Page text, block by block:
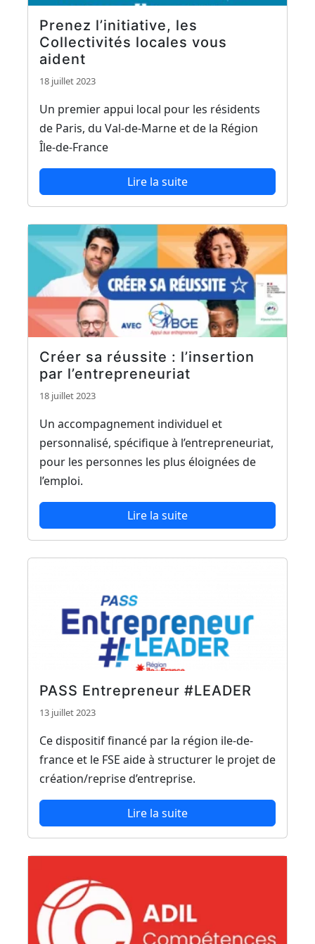
Prenez l’initiative, les
Collectivités locales vous
aident
18 juillet 2023
Un premier appui local pour les résidents
de Paris, du Val-de-Marne et de la Région
Île-de-France
Lire la suite
Créer sa réussite : l’insertion
par l’entrepreneuriat
18 juillet 2023
Un accompagnement individuel et
personnalisé, spécifique à l’entrepreneuriat,
pour les personnes les plus éloignées de
l’emploi.
Lire la suite
PASS Entrepreneur #LEADER
13 juillet 2023
Ce dispositif financé par la région ile-de-
france et le FSE aide à structurer le projet de
création/reprise d’entreprise.
Lire la suite